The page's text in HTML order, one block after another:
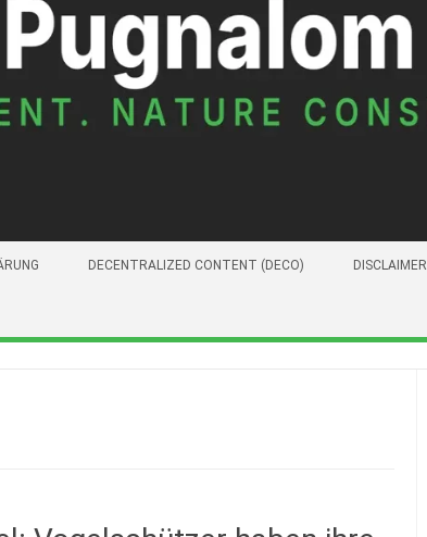
DECENTRALIZED CONTENT (DECO) DISCLAIMER